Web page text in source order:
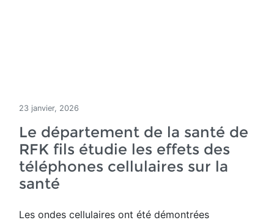
23 janvier, 2026
Le département de la santé de
RFK fils étudie les effets des
téléphones cellulaires sur la
santé
Les ondes cellulaires ont été démontrées